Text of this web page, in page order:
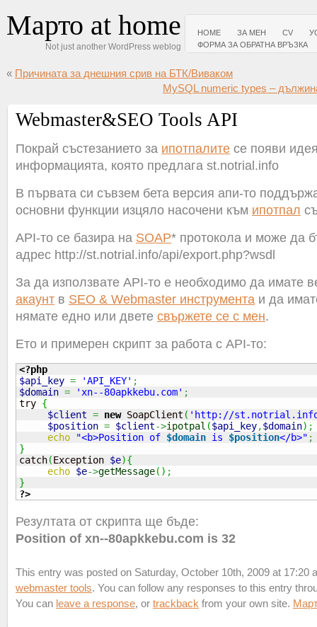
Марто at home
Not just another WordPress weblog
HOME ЗА МЕН CV
ФОРМА ЗА ОБРАТНА ВРЪЗКА
« Причината за днешния срив на БТК/Виваком
MySQL numeric types –
Webmaster&SEO Tools API
Покрай състезанието за ипотпалите се появи
информацията, която предлага st.notrial.info
В първата си съвзем бета версия апи-то
основни функции изцяло насочени към ипотпал
API-то се базира на SOAP* протокола и може да
адрес http://st.notrial.info/api/export.php?wsdl
За да използвате API-то е необходимо да имате
акаунт в SEO & Webmaster инструмента и да
нямате едно или двете свържете се с мен.
Ето и примерен скрипт за работа с API-то:
<?php
$api_key = 'API_KEY' ;
$domain = 'xn--80apkkebu.com' ;
try {
$client = new SoapClient ( 'http://st.notrial.info/
$position = $client->ipotpal ($api_key,$domain) ;
echo
"<b>Position of $domain is $position</b>" ;
}
catch(Exception $e){
echo $e->getMessage( ) ;
}
?>
Резултата от скрипта ще бъде:
Position of xn--80apkkebu.com is 32
This entry was posted on Saturday, October 10th, 2009 at 17:20
webmaster tools. You can follow any responses to this entry
You can leave a response, or trackback from your own site.